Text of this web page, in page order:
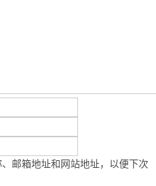
邮箱地址和网站地址，以便下次